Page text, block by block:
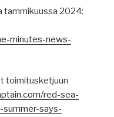
tammikuussa 2024:
minutes-news-
toimitusketjuun
red-sea-
says-